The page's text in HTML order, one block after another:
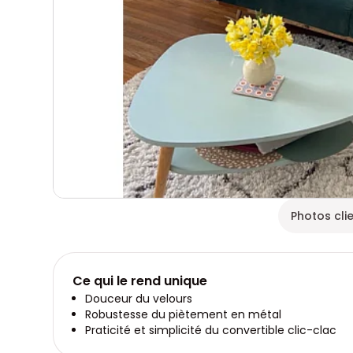
Photos
Ce qui le rend unique
Douceur du velours
Robustesse du piètement en métal
Praticité et simplicité du convertible clic-clac